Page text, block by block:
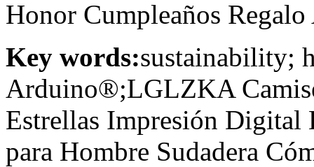
Honor Cumpleaños
Key words:sustainability;
Arduino®;LGLZKA
Estrellas Impresión Digital
para Hombre Sudadera